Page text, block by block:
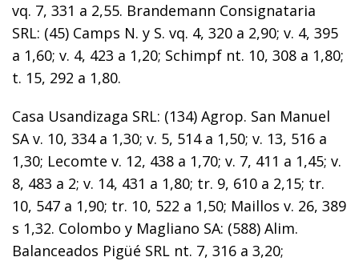
vq. 7, 331 a 2,55. Brandemann Consignataria
SRL: (45) Camps N. y S. vq. 4, 320 a 2,90; v. 4, 395
a 1,60; v. 4, 423 a 1,20; Schimpf nt. 10, 308 a 1,80;
t. 15, 292 a 1,80.
Casa Usandizaga SRL: (134) Agrop. San Manuel
SA v. 10, 334 a 1,30; v. 5, 514 a 1,50; v. 13, 516 a
1,30; Lecomte v. 12, 438 a 1,70; v. 7, 411 a 1,45; v.
8, 483 a 2; v. 14, 431 a 1,80; tr. 9, 610 a 2,15; tr.
10, 547 a 1,90; tr. 10, 522 a 1,50; Maillos v. 26, 389
s 1,32. Colombo y Magliano SA: (588) Alim.
Balanceados Pigüé SRL nt. 7, 316 a 3,20;